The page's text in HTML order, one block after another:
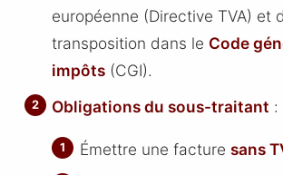
européenne (Directive TVA) et
transposition dans le Code
impôts (CGI).
Obligations du sous-traitant :
Émettre une facture sans